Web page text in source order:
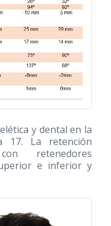
y dental en la
La retención
retenedores
e inferior y